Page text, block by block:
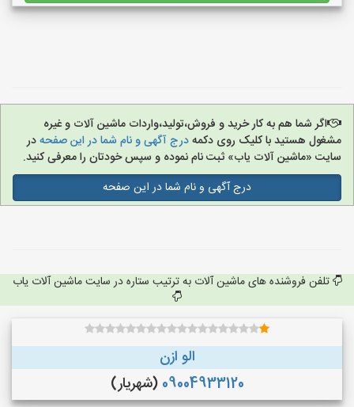
اگر شما هم به کار خرید و فروش،تولید،واردات ماشین آلات و غیره
مشغول هستید با کلیک روی دکمهدرج آگهی و نام شما در این صفحهدر
سایت «ماشین آلات یاب» ثبت نام نموده و سپس خودتان را معرفی کنید.
درج آگهی و نام شما در این صفحه
تلفن فروشنده های ماشین آلات به ترتیب ستاره در سایت ماشین آلات یاب
الو ازن
09004933120 (شهریار)